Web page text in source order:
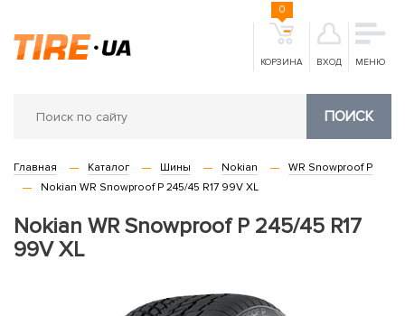
КОРЗИНА
0
ВХОД МЕНЮ
ПОИСК
Главная Каталог Шины Nokian
WR Snowproof P
Nokian WR Snowproof P 245/45 R17 99V XL
Nokian WR Snowproof P 245/45 R17
99V XL